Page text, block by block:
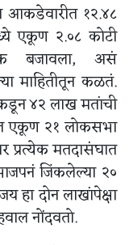
आकडेवारीत १२.४८
एकूण २.०८ कोटी
बजावला, असं
माहितीतून कळतं.
४२ लाख मतांची
एकूण २१ लोकसभा
प्रत्येक मतदासंघात
जिंकलेल्या २०
हा दोन लाखांपेक्षा
नोंदवतो.